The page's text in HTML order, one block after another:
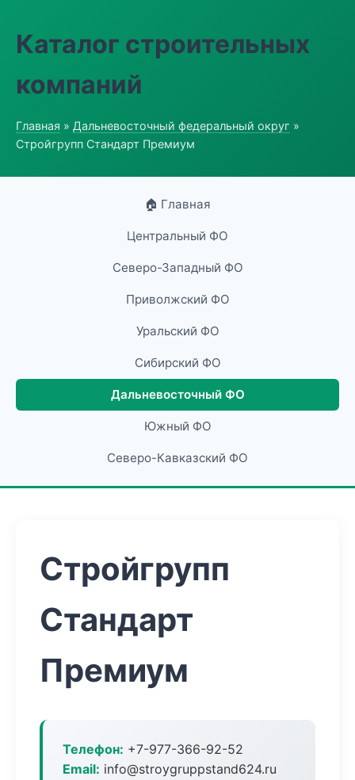
Каталог строительных
компаний
Главная » Дальневосточный федеральный округ »
Стройгрупп Стандарт Премиум
🏠 Главная
Центральный ФО
Северо-Западный ФО
Приволжский ФО
Уральский ФО
Сибирский ФО
Дальневосточный ФО
Южный ФО
Северо-Кавказский ФО
Стройгрупп
Стандарт
Премиум
Телефон: +7-977-366-92-52
Email: info@stroygruppstand624.ru